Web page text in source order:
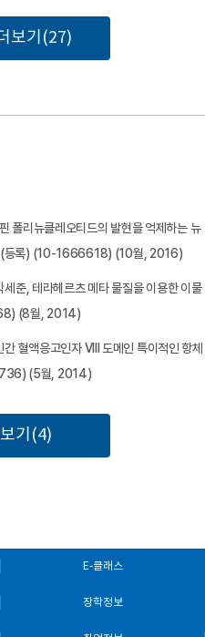
보기(27)
폴리뉴클레오티드의 발현을 억제하는 뉴
, (등록) (10-1666618) (10월, 2016)
준, 테라헤르츠 메타 물질을 이용한 이물
(8월, 2014)
혈액응고인자 VIII 도메인 특이적인 항체
(5월, 2014)
기(4)
E-클래스
장학정보